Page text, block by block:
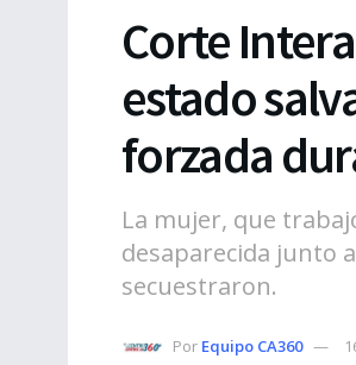
Corte
estado
forzada
La mujer, que
desaparecida junto
secuestraron.
Por Equipo CA360